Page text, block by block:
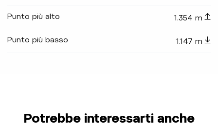
Punto più alto 1.354 m
Punto più basso 1.147 m
Potrebbe interessarti anche